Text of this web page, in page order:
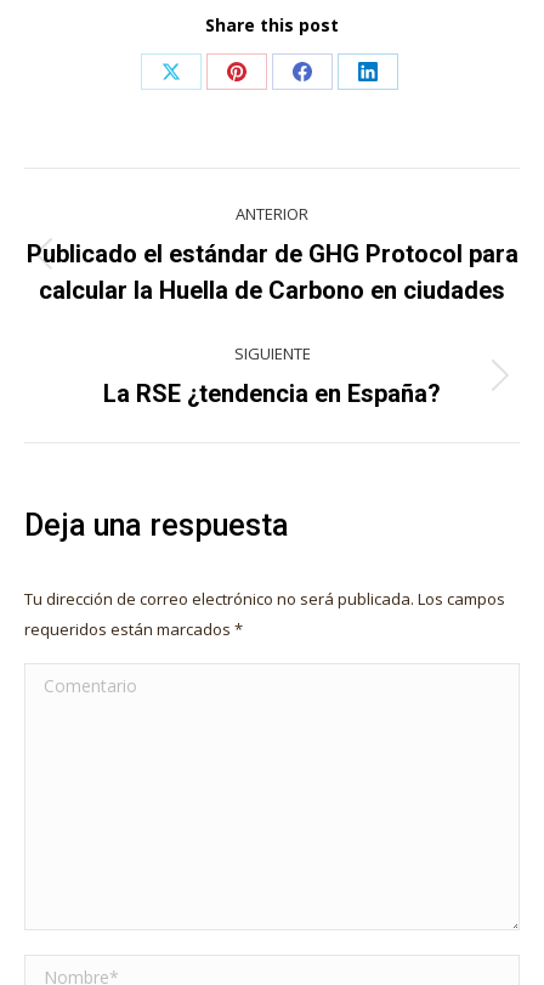
Share this post
Share
X
Share
Pinterest
Share
Facebook
Share
LinkedIn
entre
publicaciones
ANTERIOR
Publicación
anterior:
Publicado el estándar de GHG Protocol para
calcular la Huella de Carbono en ciudades
SIGUIENTE
Publicación
La RSE ¿tendencia en España?
Deja una respuesta
Tu dirección de correo electrónico no será publicada. Los campos
requeridos están marcados *
Comentario
Nombre *